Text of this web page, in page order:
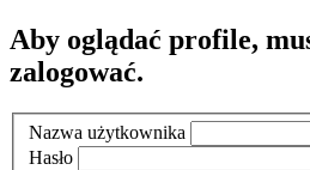
Aby oglądać profile,
zalogować.
Nazwa użytkownika
Hasło